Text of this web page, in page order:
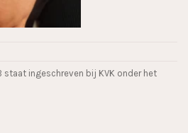
ingeschreven bij KVK onder het